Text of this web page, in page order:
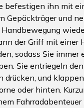
befestigen ihn mit
Gepäckträger und
der Griff mit einer
sodass Sie immer
Sie entriegeln
drücken, und
oder hinten.
Fahrradabenteuer